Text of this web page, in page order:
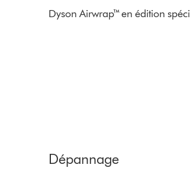
Dyson Airwrap™ en édition
Dépannage